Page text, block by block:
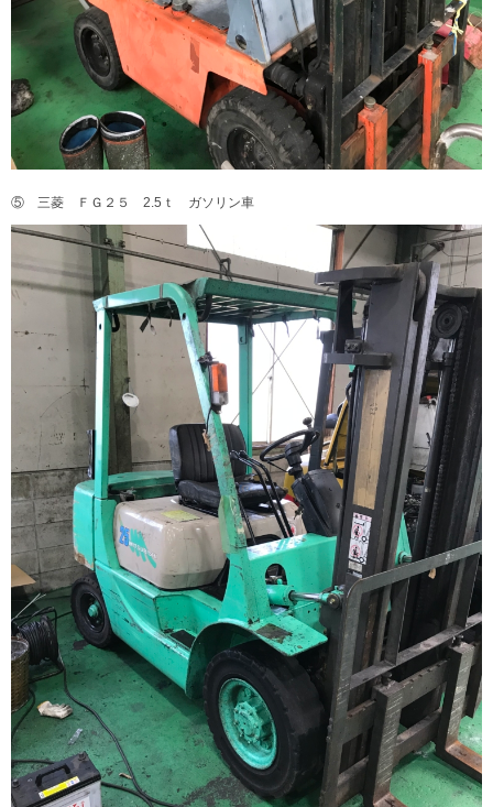
⑤ 三菱 ＦＧ２５ 2.5ｔ ガソリン車